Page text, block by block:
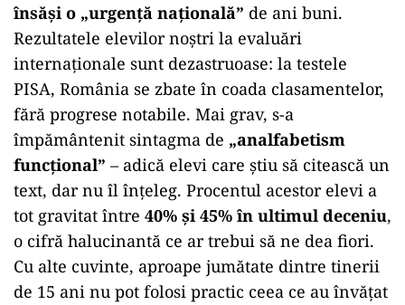
însăși o „urgență națională” de ani buni.
Rezultatele elevilor noștri la evaluări
internaționale sunt dezastruoase: la testele
PISA, România se zbate în coada clasamentelor,
fără progrese notabile. Mai grav, s-a
împământenit sintagma de „analfabetism
funcțional” – adică elevi care știu să citească un
text, dar nu îl înțeleg. Procentul acestor elevi a
tot gravitat între 40% și 45% în ultimul deceniu,
o cifră halucinantă ce ar trebui să ne dea fiori.
Cu alte cuvinte, aproape jumătate dintre tinerii
de 15 ani nu pot folosi practic ceea ce au învățat